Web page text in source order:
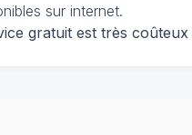
sur internet.
gratuit est très